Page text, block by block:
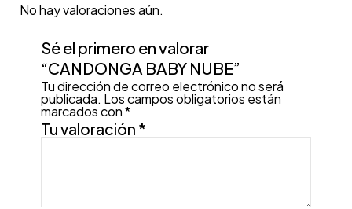
No hay valoraciones aún.
Sé el primero en valorar
“CANDONGA BABY NUBE”
Tu dirección de correo electrónico no será
publicada. Los campos obligatorios están
marcados con*
Tu valoración *